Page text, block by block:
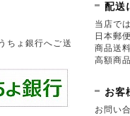
ちょ銀行へご送
配送
当店で
日本郵
商品送
高額商
お客
お問い